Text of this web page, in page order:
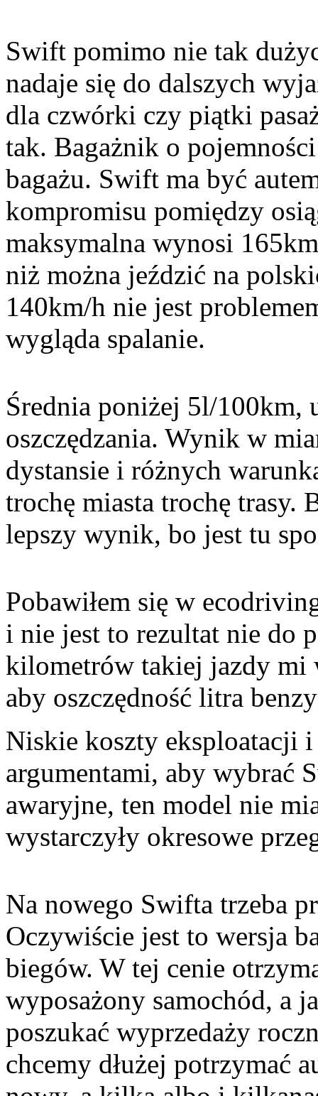
Swift pomimo nie tak
nadaje się do dalszych
dla czwórki czy piątki
tak. Bagażnik o
bagażu. Swift ma być
kompromisu pomiędzy
maksymalna wynosi
niż można jeździć na
140km/h nie jest
wygląda spalanie.
Średnia poniżej 5l/100km,
oszczędzania. Wynik w
dystansie i różnych
trochę miasta trochę trasy.
lepszy wynik, bo jest tu
Pobawiłem się w
i nie jest to rezultat nie do
kilometrów takiej jazdy mi
aby oszczędność litra
Niskie koszty eksploatacji i
argumentami, aby wybrać
awaryjne, ten model nie
wystarczyły okresowe
Na nowego Swifta trzeba
Oczywiście jest to wersja
biegów. W tej cenie
wyposażony samochód, a
poszukać wyprzedaży
chcemy dłużej potrzymać